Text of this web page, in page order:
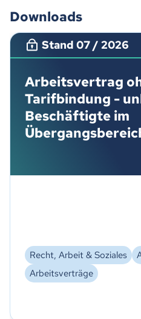
Downloads
Stand 07 / 2026
Arbeitsvertrag
Tarifbindung -
Beschäftigte im
Recht, Arbeit & Soziales
Arbeitsverträge